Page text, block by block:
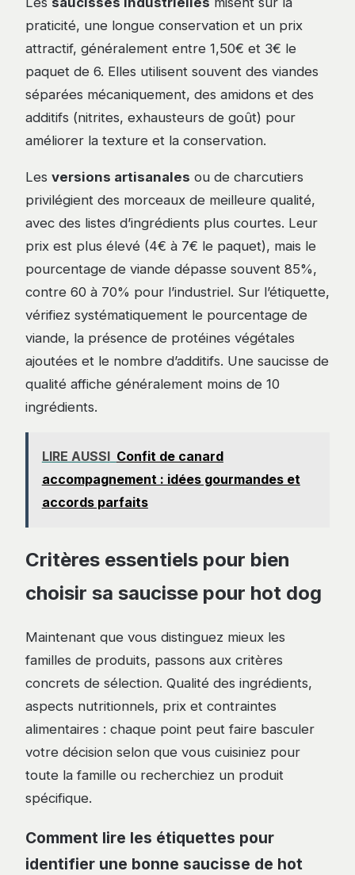
praticité, une longue conservation et un prix
attractif, généralement entre 1,50€ et 3€ le
paquet de 6. Elles utilisent souvent des viandes
séparées mécaniquement, des amidons et des
additifs (nitrites, exhausteurs de goût) pour
améliorer la texture et la conservation.
Les versions artisanales ou de charcutiers
privilégient des morceaux de meilleure qualité,
avec des listes d’ingrédients plus courtes. Leur
prix est plus élevé (4€ à 7€ le paquet), mais le
pourcentage de viande dépasse souvent 85%,
contre 60 à 70% pour l’industriel. Sur l’étiquette,
vérifiez systématiquement le pourcentage de
viande, la présence de protéines végétales
ajoutées et le nombre d’additifs. Une saucisse de
qualité affiche généralement moins de 10
ingrédients.
LIRE AUSSI Confit de canard
accompagnement : idées gourmandes et
accords parfaits
Critères essentiels pour bien
choisir sa saucisse pour hot dog
Maintenant que vous distinguez mieux les
familles de produits, passons aux critères
concrets de sélection. Qualité des ingrédients,
aspects nutritionnels, prix et contraintes
alimentaires : chaque point peut faire basculer
votre décision selon que vous cuisiniez pour
toute la famille ou recherchiez un produit
spécifique.
Comment lire les étiquettes pour
identifier une bonne saucisse de hot